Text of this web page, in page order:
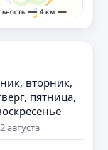
вторник,
пятница,
августа